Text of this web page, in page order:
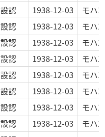
設認 1938-12-03
モハ
設認 1938-12-03
モハ
設認 1938-12-03
モハ
設認 1938-12-03
モハ
設認 1938-12-03
モハ
設認 1938-12-03
モハ
設認 1938-12-03
モハ
設認 1938-12-03
モハ